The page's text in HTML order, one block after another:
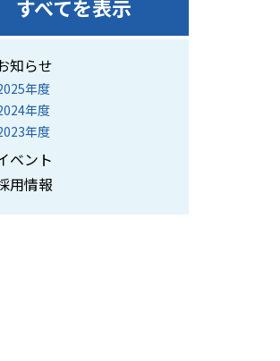
すべてを表示
知らせ
年度
年度
年度
ベント
用情報